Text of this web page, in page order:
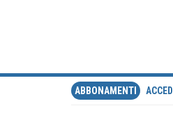
ABBONAMENTI ACCEDI